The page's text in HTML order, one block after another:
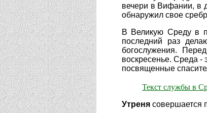
вечери в Вифании, в
обнаружил свое
В Великую Среду в
последний раз
богослужения.
воскресенье. Среда -
посвященные
Текст службы в
Утреня совершается